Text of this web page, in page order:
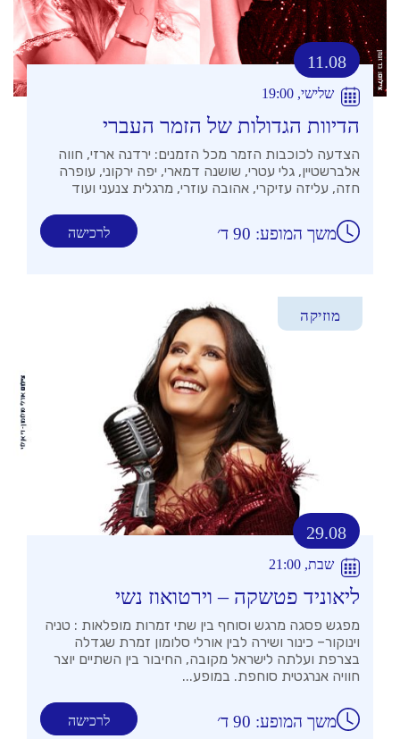
11.08
שלישי, 19:00
הדיוות הגדולות של הזמר העברי
הצדעה לכוכבות הזמר מכל הזמנים: ירדנה ארזי, חווה
אלברשטיין, גלי עטרי, שושנה דמארי, יפה ירקוני, עופרה
חזה, עליזה עזיקרי, אהובה עוזרי, מרגלית צנעני ועוד
לרכישה משך המופע: 90 ד׳
מוזיקה
29.08
שבת, 21:00
ליאוניד פטשקה – וירטואוז נשי
מפגש פסגה מרגש וסוחף בין שתי זמרות מופלאות : טניה
וינוקור– כינור ושירה לבין אורלי סלומון זמרת שגדלה
בצרפת ועלתה לישראל מקובה, החיבור בין השתיים יוצר
חוויה אנרגטית סוחפת. במופע...
לרכישה משך המופע: 90 ד׳